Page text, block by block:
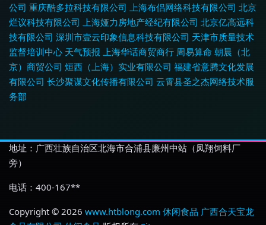
公司 重庆酷多拉科技有限公司 上海布侣网络科技有限公司 北京
烂议科技有限公司 上海娅力房地产经纪有限公司 北京亿高远科
技有限公司 深圳市壹云印象信息科技有限公司 天津市质量技术
监督培训中心 天气预报 上海华话商贸商行 周易算命 朝晨（北
京）商贸公司 烜西（上海）实业有限公司 福建省意腾文化发展
有限公司 长沙聚谋文化传播有限公司 云霄县圣之杰网络技术服
务部
地址：广西壮族自治区北海市合浦县廉州中站（凤翔饲料厂
旁）
电话：400-167**
Copyright © 2026 www.htblong.com 休闲食品 广西合天宝龙